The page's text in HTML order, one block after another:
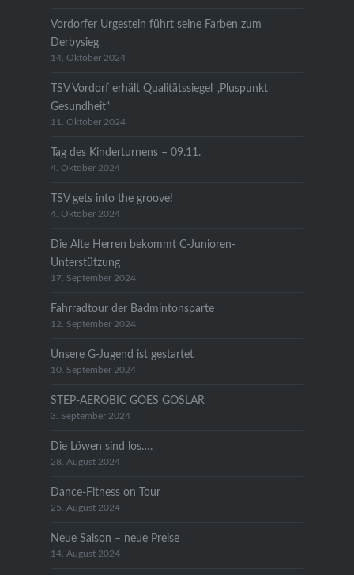
Vordorfer Urgestein führt seine Farben zum
Derbysieg
14. Oktober 2024
TSV Vordorf erhält Qualitätssiegel „Pluspunkt
Gesundheit“
11. Oktober 2024
Tag des Kinderturnens – 09.11.
4. Oktober 2024
TSV gets into the groove!
4. Oktober 2024
Die Alte Herren bekommt C-Junioren-
Unterstützung
17. September 2024
Fahrradtour der Badmintonsparte
12. September 2024
Unsere G-Jugend ist gestartet
10. September 2024
STEP-AEROBIC GOES GOSLAR
3. September 2024
Die Löwen sind los….
28. August 2024
Dance-Fitness on Tour
25. August 2024
Neue Saison – neue Preise
14. August 2024